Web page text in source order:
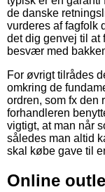
de danske
vurderes af fagfolk
det dig genvej til at
besvær med
For øvrigt tilrådes
omkring de
ordren, som fx den
forhandleren
vigtigt, at man når
således man altid
skal købe gave til
Online